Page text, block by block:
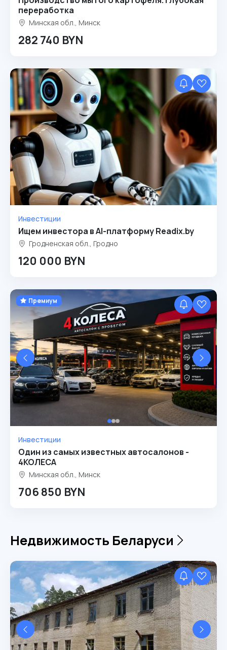
переработка
Минская обл., Минск
282 740 BYN
Инвестиции
Ищем инвестора в AI-платформу Readix.by
Гродненская обл., Гродно
120 000 BYN
Премиум
Инвестиции
Один из самых известных автосалонов -
4КОЛЕСА
Минская обл., Минск
706 850 BYN
Недвижимость Беларуси